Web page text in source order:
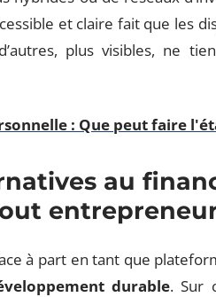
et claire fait que les
plus visibles, ne
: Que peut faire
au
à part en tant que
durable. Sur